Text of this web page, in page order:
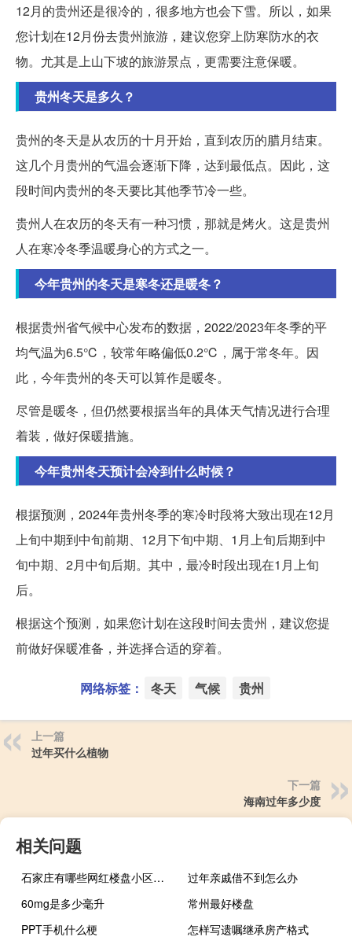
12月的贵州还是很冷的，很多地方也会下雪。所以，如果
您计划在12月份去贵州旅游，建议您穿上防寒防水的衣
物。尤其是上山下坡的旅游景点，更需要注意保暖。
贵州冬天是多久？
贵州的冬天是从农历的十月开始，直到农历的腊月结束。
这几个月贵州的气温会逐渐下降，达到最低点。因此，这
段时间内贵州的冬天要比其他季节冷一些。
贵州人在农历的冬天有一种习惯，那就是烤火。这是贵州
人在寒冷冬季温暖身心的方式之一。
今年贵州的冬天是寒冬还是暖冬？
根据贵州省气候中心发布的数据，2022/2023年冬季的平
均气温为6.5℃，较常年略偏低0.2℃，属于常冬年。因
此，今年贵州的冬天可以算作是暖冬。
尽管是暖冬，但仍然要根据当年的具体天气情况进行合理
着装，做好保暖措施。
今年贵州冬天预计会冷到什么时候？
根据预测，2024年贵州冬季的寒冷时段将大致出现在12月
上旬中期到中旬前期、12月下旬中期、1月上旬后期到中
旬中期、2月中旬后期。其中，最冷时段出现在1月上旬
后。
根据这个预测，如果您计划在这段时间去贵州，建议您提
前做好保暖准备，并选择合适的穿着。
网络标签： 冬天 气候 贵州
上一篇
过年买什么植物
下一篇
海南过年多少度
相关问题
石家庄有哪些网红楼盘小区？介绍5个最知名地产项目
过年亲戚借不到怎么办
60mg是多少毫升
常州最好楼盘
PPT手机什么梗
怎样写遗嘱继承房产格式